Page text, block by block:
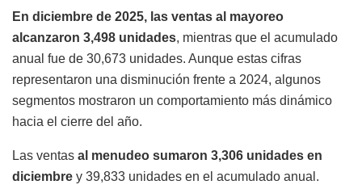
En diciembre de 2025, las ventas al mayoreo
alcanzaron 3,498 unidades, mientras que el acumulado
anual fue de 30,673 unidades. Aunque estas cifras
representaron una disminución frente a 2024, algunos
segmentos mostraron un comportamiento más dinámico
hacia el cierre del año.
Las ventas al menudeo sumaron 3,306 unidades en
diciembre y 39,833 unidades en el acumulado anual.